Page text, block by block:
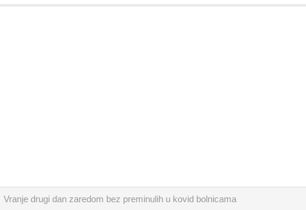
Vranje drugi dan zaredom bez preminulih u kovid bolnicama